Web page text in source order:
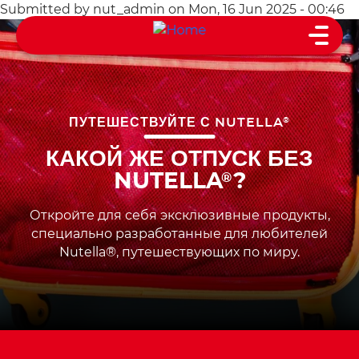
Skip
to
main
content
Main
navigation
Submitted by nut_admin on Mon, 16 Jun 2025 - 00:46
ПУТЕШЕСТВУЙТЕ С NUTELLA®
КАКОЙ ЖЕ ОТПУСК БЕЗ
NUTELLA®?
Откройте для себя эксклюзивные продукты,
специально разработанные для любителей
Nutella®, путешествующих по миру.